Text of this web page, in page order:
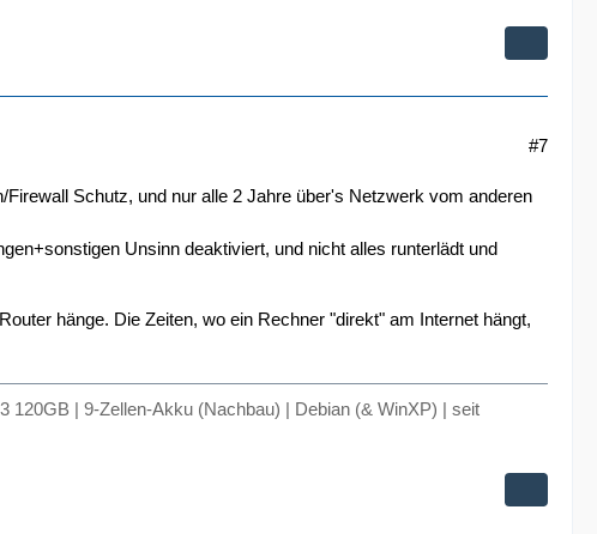
#7
Schutz, und nur alle 2 Jahre über's Netzwerk vom anderen
Unsinn deaktiviert, und nicht alles runterlädt und
hänge. Die Zeiten, wo ein Rechner "direkt" am Internet hängt,
| 9-Zellen-Akku (Nachbau) | Debian (& WinXP) | seit